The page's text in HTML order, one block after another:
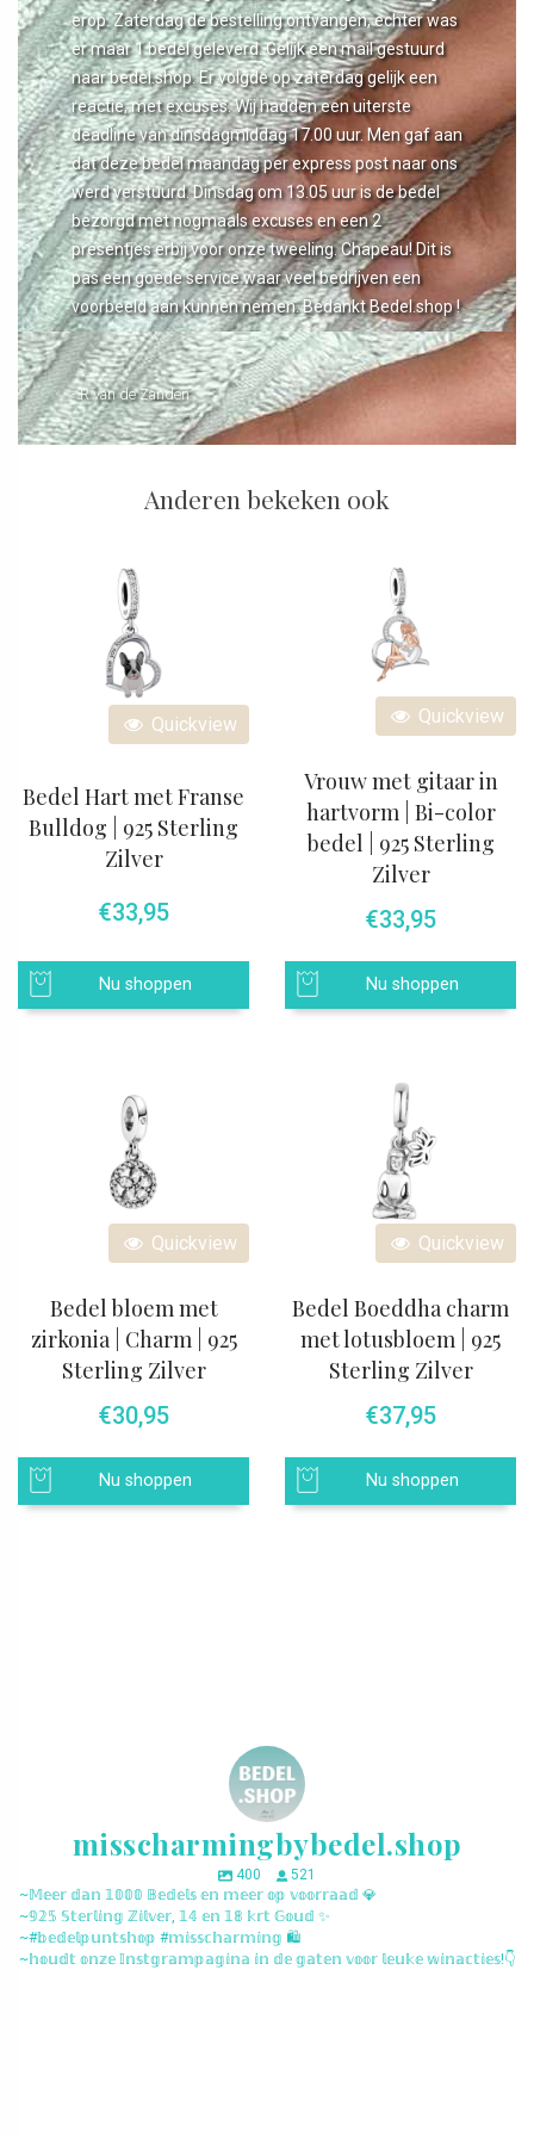
erop. Zaterdag de bestelling ontvangen, echter was
er maar 1 bedel geleverd. Gelijk een mail gestuurd
naar bedel.shop. Er volgde op zaterdag gelijk een
reactie, met excuses. Wij hadden een uiterste
deadline van dinsdagmiddag 17.00 uur. Men gaf aan
dat deze bedel maandag per express post naar ons
werd verstuurd. Dinsdag om 13.05 uur is de bedel
bezorgd met nogmaals excuses en een 2
presentjes erbij voor onze tweeling. Chapeau! Dit is
pas een goede service waar veel bedrijven een
voorbeeld aan kunnen nemen. Bedankt Bedel.shop !
- R van de Zanden
Anderen bekeken ook
Quickview
Bedel Hart met Franse
Bulldog | 925 Sterling
Zilver
€33,95
Nu shoppen
Quickview
Vrouw met gitaar in
hartvorm | Bi-color
bedel | 925 Sterling
Zilver
€33,95
Nu shoppen
Quickview
Bedel bloem met
zirkonia | Charm | 925
Sterling Zilver
€30,95
Nu shoppen
Quickview
Bedel Boeddha charm
met lotusbloem | 925
Sterling Zilver
€37,95
Nu shoppen
misscharmingbybedel.shop
400
521
~𝕄𝕖𝕖𝕣 𝕕𝕒𝕟 𝟙𝟘𝟘𝟘 𝔹𝕖𝕕𝕖𝕝𝕤 𝕖𝕟 𝕞𝕖𝕖𝕣 𝕠𝕡 𝕧𝕠𝕠𝕣𝕣𝕒𝕒𝕕 💎
~𝟡𝟚𝟝 𝕊𝕥𝕖𝕣𝕝𝕚𝕟𝕘 ℤ𝕚𝕝𝕧𝕖𝕣, 𝟙𝟜 𝕖𝕟 𝟙𝟠 𝕜𝕣𝕥 𝔾𝕠𝕦𝕕 ✨
~#𝕓𝕖𝕕𝕖𝕝𝕡𝕦𝕟𝕥𝕤𝕙𝕠𝕡 #𝕞𝕚𝕤𝕤𝕔𝕙𝕒𝕣𝕞𝕚𝕟𝕘 🛍️
~𝕙𝕠𝕦𝕕𝕥 𝕠𝕟𝕫𝕖 𝕀𝕟𝕤𝕥𝕘𝕣𝕒𝕞𝕡𝕒𝕘𝕚𝕟𝕒 𝕚𝕟 𝕕𝕖 𝕘𝕒𝕥𝕖𝕟 𝕧𝕠𝕠𝕣 𝕝𝕖𝕦𝕜𝕖 𝕨𝕚𝕟𝕒𝕔𝕥𝕚𝕖𝕤!👇